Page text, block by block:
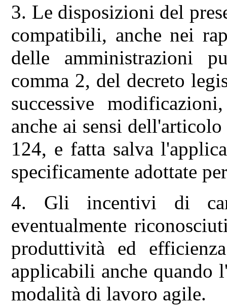
3. Le disposizioni del
compatibili, anche nei
delle amministrazioni
comma 2, del decreto
successive
anche ai sensi
124, e fatta salva
specificamente adottate
4. Gli incentivi di
eventualmente
produttività ed
applicabili anche quando
modalità di lavoro agile.